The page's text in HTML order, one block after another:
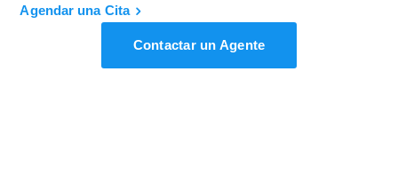
Agendar una Cita
Contactar un Agente